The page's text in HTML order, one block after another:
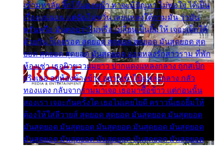
เข้ามหาลัย จิ๊กโก๊มองหน้า ท่าจะมีปัญหา ไม่พอใจ ได้เป็น
เรื่องแน่นอน แต่ฉันไม่หวั่น เลยแหลงใต้ถามมัน ว่ามัน
พรั่นพรือ มันตอบว่าไม่พรื่อ เปลี่ยนเป็นยิ้มให้ เจอะเด็กใต้
ด้วยกัน ก็เลยรอด สุดยอด สุดยอด สุดยอด มันสุดยอด สุด
ยอด สุดยอด สุดยอด มันสุดยอด แอบหลงรักสาวราม ที่พัก
ห้องเช่า เธอผิวขาวผมยาว ปากแดงแหลงกลาง ถูกสเป็ก
จริงเธอ อยู่ห้องข้างข้าง อยากเข้าไปแหลงกลาง กลัว
ทองแดง กลับจากรามมาเจอ เธอมาซื้อข้าว แต่ก่อนนั้น
สองเรา เจอะกันครั้งใด เธอไม่เคยไยดี คราวนี้เธอยิ้มให้
ต้องให้ใส่ลีวายส์ สุดยอด สุดยอด มันสุดยอด มันสุดยอด
มันสุดยอด มันสุดยอด มันสุดยอด มันสุดยอด มันสุดยอด
มันสุดยอด มันสุดยอด มันสุดยอด มันสุดยอด มันสุดยอด